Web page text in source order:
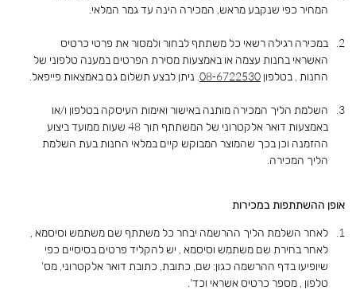
המחיר כפי שנקבע מראש, המכירה הינה עד גמר המלאי.
במכירה רגילה רשאי כל משתתף לבחור ולמסור את פרטי כרטיס
האשראי בחנות עצמה או באמצעות מסירת הפרטים במענה טלפוני של
החנות , בטלפון 08-6722530 . ניתן לבצע תשלום גם באמצאות פייפאל.
השלמת הליך המכירה מותנה באישור ואימות העיסקה בטלפון ו/או
באמצעות דואר אלקטרוני של המשתתף תוך 48 שעות ממועד ביצוע
ההזמנה וכן בכך שהמוצר המבוקש קיים במלאי החנות בעת השלמת
הליך המכירה.
אופן ההשתתפות במכירות
לאחר השלמת הליך ההרשמה יבחר כל משתתף שם משתמש וסיסמא ,
לאחר בחירת שם משתמש וסיסמא , יש להקליד פרטים בסיסיים כפי
שיופיעו בדף ההרשמה כגון: שם, כתובת, כתובת דואר אלקטרוני, מס'
טלפון , מספר כרטיס אשראי וכד'.